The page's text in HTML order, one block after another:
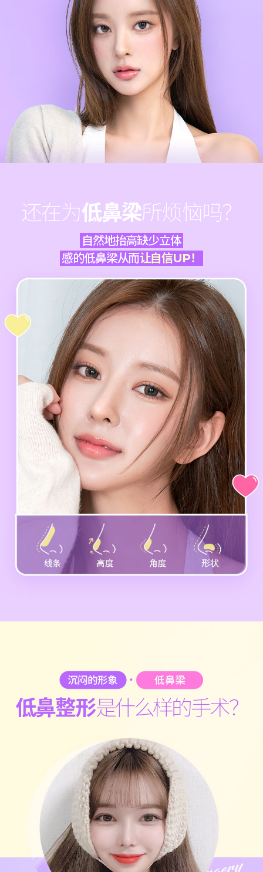
还在为低鼻梁所烦恼吗？
自然地抬高缺少立体
感的低鼻梁从而让自信UP！
低鼻整形是什么样的手术？